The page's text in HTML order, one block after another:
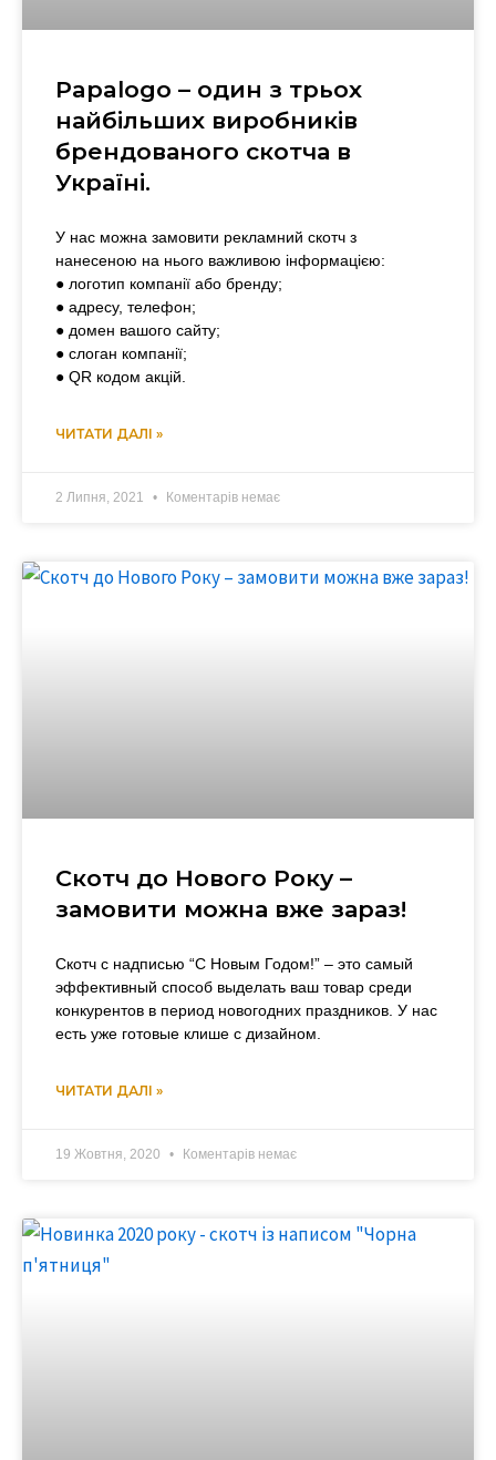
Papalogo – один з трьох
найбільших виробників
брендованого скотча в
Україні.
У нас можна замовити рекламний скотч з
нанесеною на нього важливою інформацією:
● логотип компанії або бренду;
● адресу, телефон;
● домен вашого сайту;
● слоган компанії;
● QR кодом акцій.
ЧИТАТИ ДАЛІ »
2 Липня, 2021 Коментарів немає
Скотч до Нового Року –
замовити можна вже зараз!
Скотч с надписью “С Новым Годом!” – это самый
эффективный способ выделать ваш товар среди
конкурентов в период новогодних праздников. У нас
есть уже готовые клише с дизайном.
ЧИТАТИ ДАЛІ »
19 Жовтня, 2020 Коментарів немає